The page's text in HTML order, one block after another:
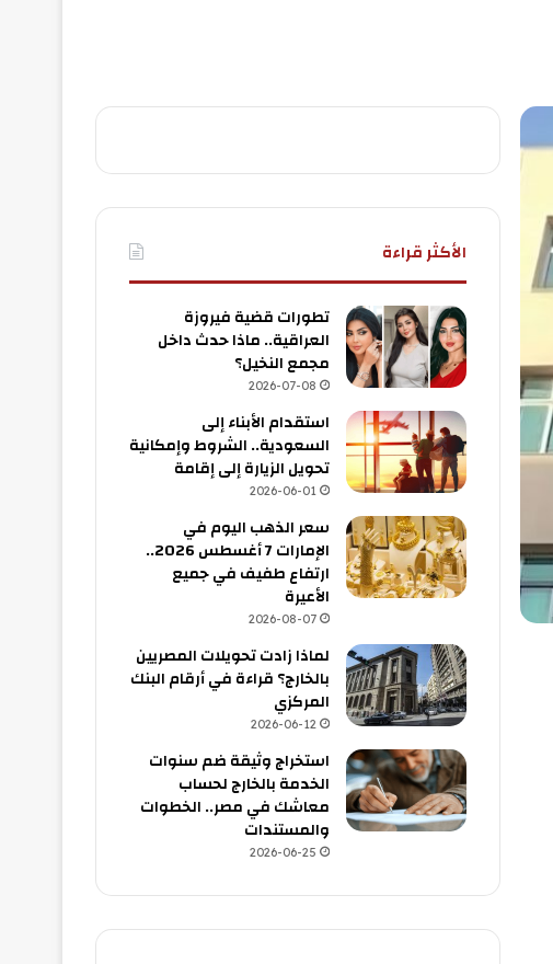
الأكثر قراءة
تطورات قضية فيروزة
العراقية.. ماذا حدث داخل
مجمع النخيل؟
2026-07-08
استقدام الأبناء إلى
السعودية.. الشروط وإمكانية
تحويل الزيارة إلى إقامة
2026-06-01
سعر الذهب اليوم في
الإمارات 7 أغسطس 2026..
ارتفاع طفيف في جميع
الأعيرة
2026-08-07
لماذا زادت تحويلات المصريين
بالخارج؟ قراءة في أرقام البنك
المركزي
2026-06-12
استخراج وثيقة ضم سنوات
الخدمة بالخارج لحساب
معاشك في مصر.. الخطوات
والمستندات
2026-06-25